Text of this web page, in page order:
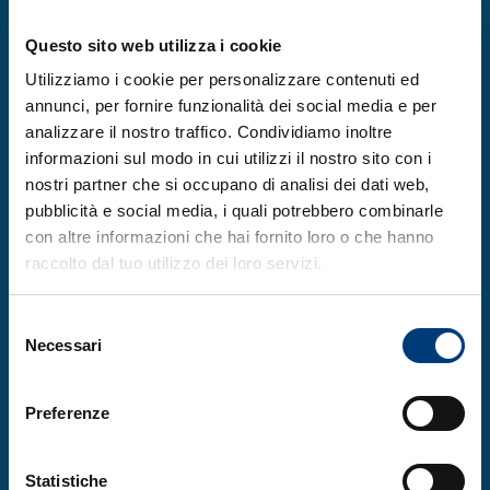
Questo sito web utilizza i cookie
Utilizziamo i cookie per personalizzare contenuti ed
annunci, per fornire funzionalità dei social media e per
analizzare il nostro traffico. Condividiamo inoltre
informazioni sul modo in cui utilizzi il nostro sito con i
nostri partner che si occupano di analisi dei dati web,
pubblicità e social media, i quali potrebbero combinarle
con altre informazioni che hai fornito loro o che hanno
raccolto dal tuo utilizzo dei loro servizi.
delNecessari
Preferenze
Statistiche
Responsabili scientifici e amministrativi di
enti di ricerca che contribuiscono allo
sviluppo dell’internazionalizzazione delle
rispettive organizzazioni;
Giornalisti, dipendenti di ONG,
professionisti del settore privato, studenti
post-laurea e altri soggetti che, a vario
loro comprensione delle tematiche legate
EUR) sotto forma di rimborso delle spese di